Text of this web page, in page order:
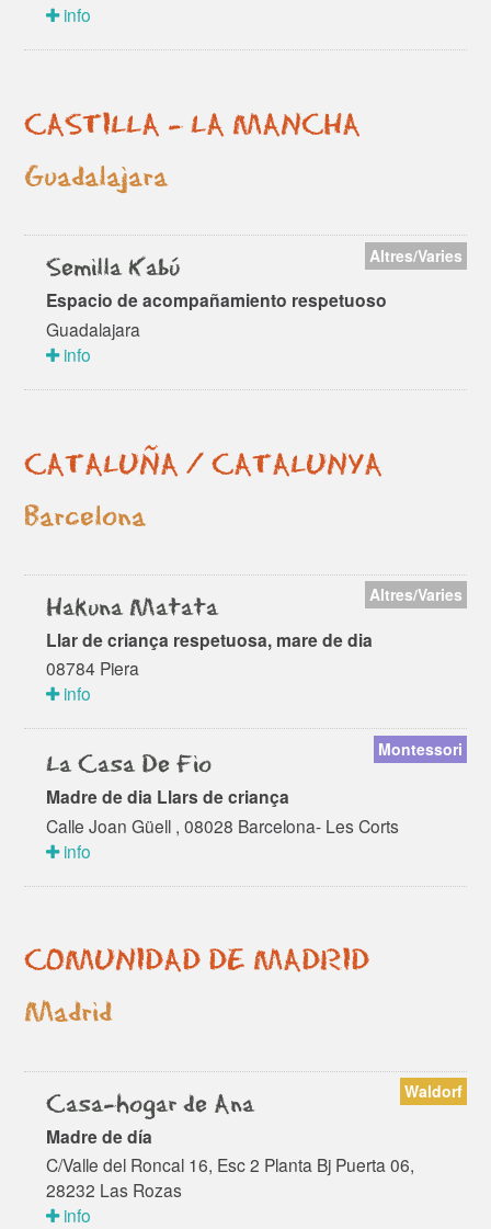
info
CASTILLA - LA MANCHA
Guadalajara
Semilla Kabú Altres/Varies
Espacio de acompañamiento respetuoso
Guadalajara
info
CATALUÑA / CATALUNYA
Barcelona
Hakuna Matata Altres/Varies
Llar de criança respetuosa, mare de dia
08784 Piera
info
La Casa De Fio
Montessori
Madre de dia Llars de criança
Calle Joan Güell , 08028 Barcelona- Les Corts
info
COMUNIDAD DE MADRID
Madrid
Casa-hogar de Ana Waldorf
Madre de día
C/Valle del Roncal 16, Esc 2 Planta Bj Puerta 06,
28232 Las Rozas
info